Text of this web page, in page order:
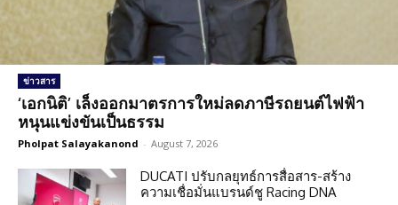
ข่าวสาร
‘เอกนิติ’ เล็งออกมาตรการใหม่ลดภาษีรถยนต์ไฟฟ้า
หนุนแข่งขันเป็นธรรม
Pholpat Salayakanond - August 7, 2026
DUCATI ปรับกลยุทธ์การสื่อสาร-สร้าง
ความเชื่อมั่นแบรนด์ชู Racing DNA